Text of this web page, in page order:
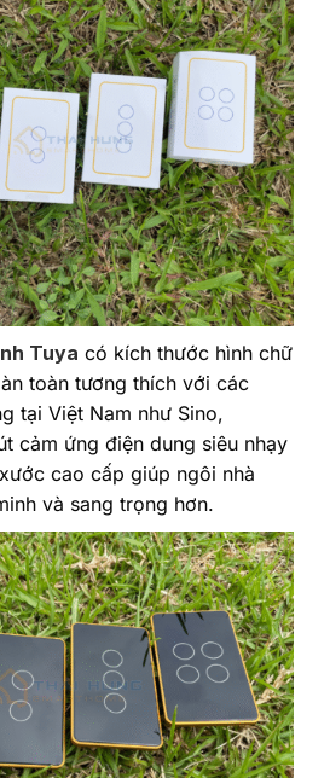
Tuya có kích thước hình chữ
toàn tương thích với các
tại Việt Nam như Sino,
cảm ứng điện dung siêu nhạy
cao cấp giúp ngôi nhà
và sang trọng hơn.